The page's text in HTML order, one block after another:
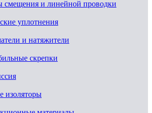
смещения и линейной проводки
уплотнения
и натяжители
скрепки
изоляторы